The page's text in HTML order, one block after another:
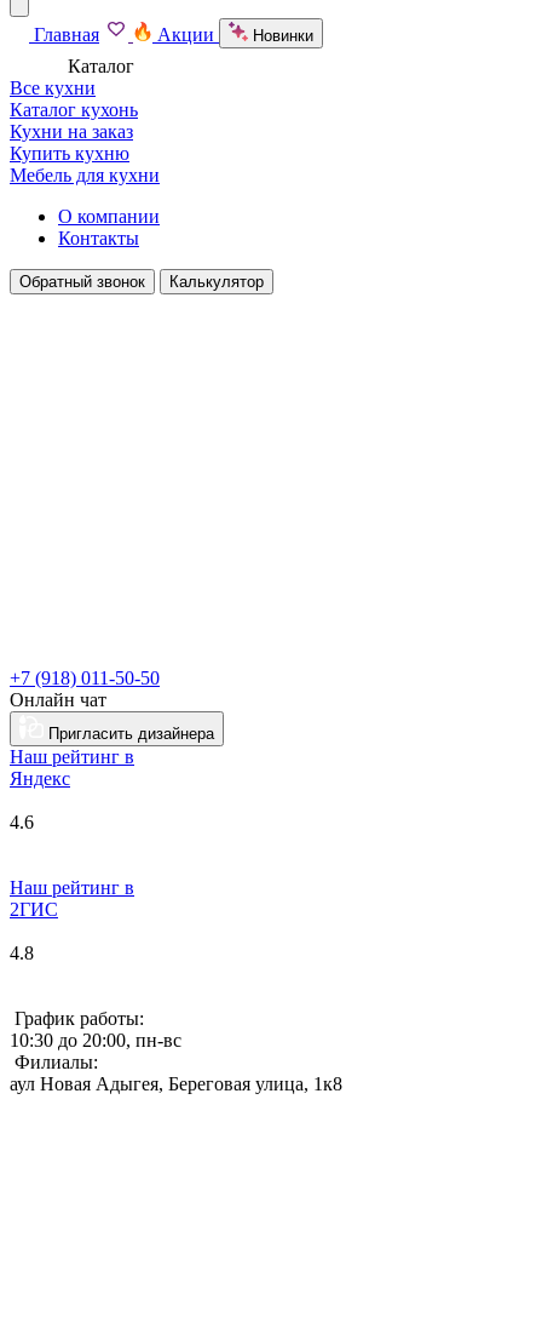
Главная Акции Новинки
Каталог
Все кухни
Каталог кухонь
Кухни на заказ
Купить кухню
Мебель для кухни
О компании
Контакты
Обратный звонок Калькулятор
+7 (918) 011-50-50
Онлайн чат
Пригласить дизайнера
Наш рейтинг в
Яндекс
4.6
Наш рейтинг в
2ГИС
4.8
График работы:
10:30 до 20:00, пн-вс
Филиалы:
аул Новая Адыгея, Береговая улица, 1к8